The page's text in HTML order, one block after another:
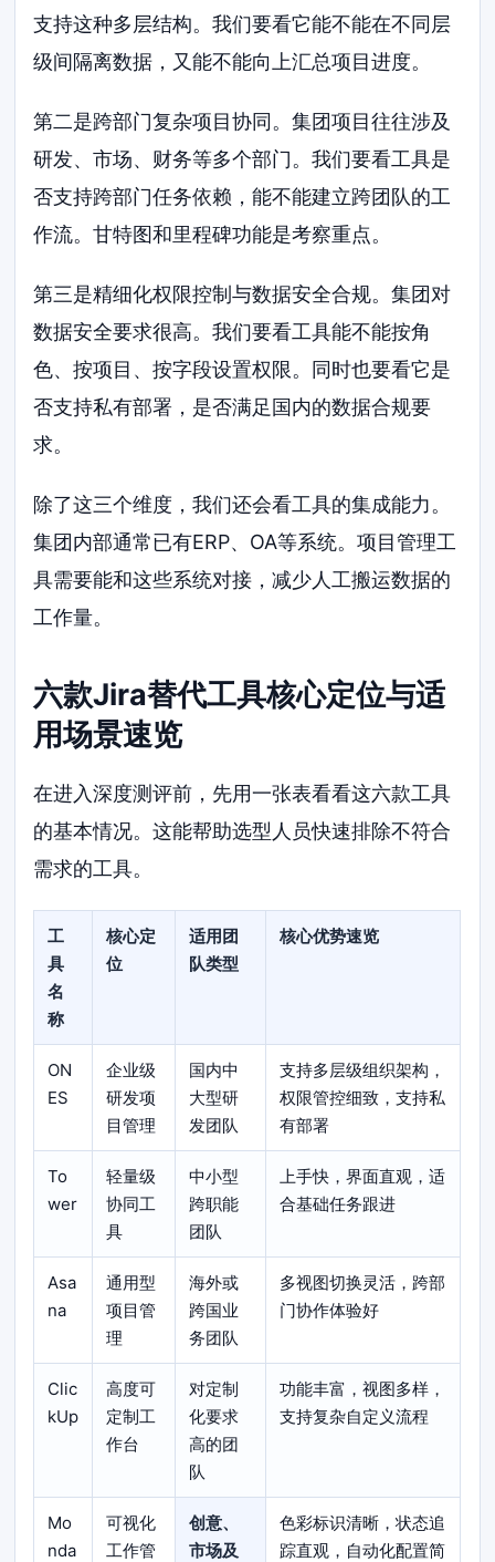
支持这种多层结构。我们要看它能不能在不同层
级间隔离数据，又能不能向上汇总项目进度。
第二是跨部门复杂项目协同。集团项目往往涉及
研发、市场、财务等多个部门。我们要看工具是
否支持跨部门任务依赖，能不能建立跨团队的工
作流。甘特图和里程碑功能是考察重点。
第三是精细化权限控制与数据安全合规。集团对
数据安全要求很高。我们要看工具能不能按角
色、按项目、按字段设置权限。同时也要看它是
否支持私有部署，是否满足国内的数据合规要
求。
除了这三个维度，我们还会看工具的集成能力。
集团内部通常已有ERP、OA等系统。项目管理工
具需要能和这些系统对接，减少人工搬运数据的
工作量。
六款Jira替代工具核心定位与适
用场景速览
在进入深度测评前，先用一张表看看这六款工具
的基本情况。这能帮助选型人员快速排除不符合
需求的工具。
工
具
名
称
核心定
位
适用团
队类型
核心优势速览
ON
ES
企业级
研发项
目管理
国内中
大型研
发团队
支持多层级组织架构，
权限管控细致，支持私
有部署
To
wer
轻量级
协同工
具
中小型
跨职能
团队
上手快，界面直观，适
合基础任务跟进
Asa
na
通用型
项目管
理
海外或
跨国业
务团队
多视图切换灵活，跨部
门协作体验好
Clic
kUp
高度可
定制工
作台
对定制
化要求
高的团
队
功能丰富，视图多样，
支持复杂自定义流程
Mo
nda
可视化
工作管
创意、
市场及
色彩标识清晰，状态追
踪直观，自动化配置简